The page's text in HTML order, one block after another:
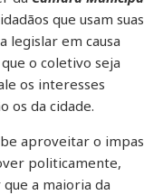
que usam suas
legislar em causa
o coletivo seja
os interesses
os da cidade.
aproveitar o
politicamente,
a maioria da